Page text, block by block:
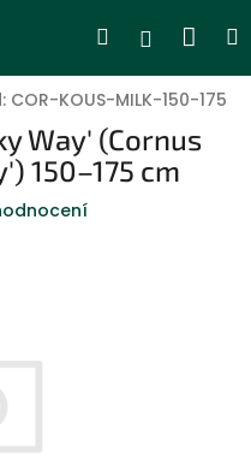
Hledat
COR-KOUS-MILK-150-175
Way' (Cornus
150–175 cm